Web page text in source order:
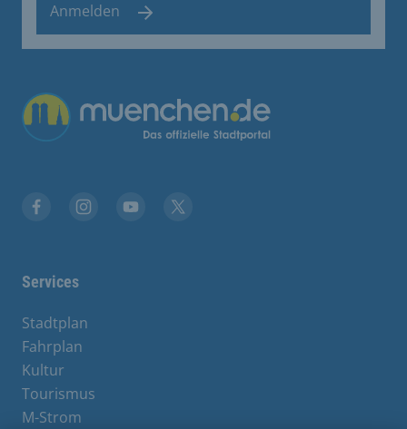
Anmelden
Übergreifende Links
Services
Stadtplan
Fahrplan
Kultur
Tourismus
M-Strom